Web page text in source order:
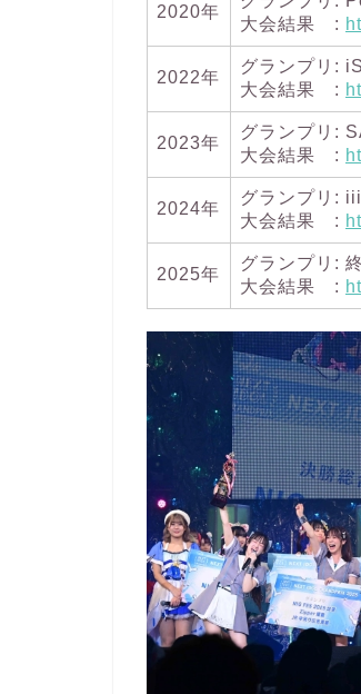
2020年
大会結果 :
2022年
グランプリ:
大会結果 :
2023年
グランプリ:
大会結果 :
2024年
グランプリ:
大会結果 :
2025年
グランプリ:
大会結果 :